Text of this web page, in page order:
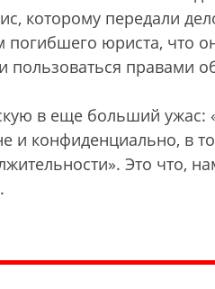
которому передали
погибшего юриста, что
пользоваться правами
в еще больший ужас:
и конфиденциально, в
Это что,